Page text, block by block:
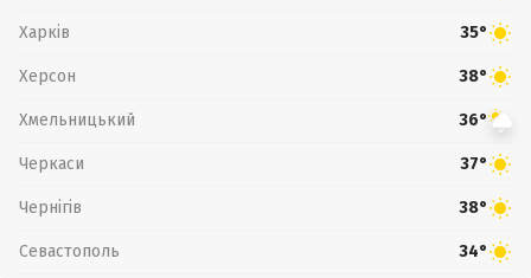
Харків 35°
Херсон 38°
Хмельницький 36°
Черкаси 37°
Чернігів 38°
Севастополь 34°